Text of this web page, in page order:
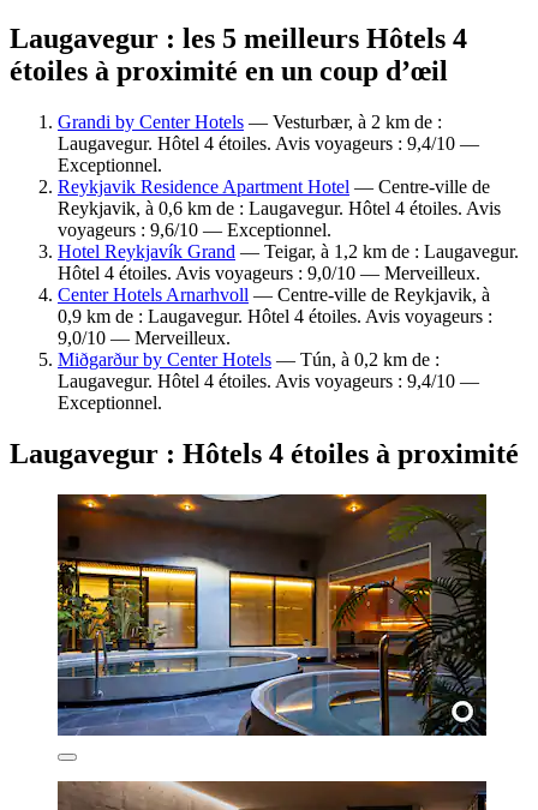
Laugavegur : les 5 meilleurs Hôtels 4
étoiles à proximité en un coup d’œil
Grandi by Center Hotels — Vesturbær, à 2 km de :
Laugavegur. Hôtel 4 étoiles. Avis voyageurs : 9,4/10 —
Exceptionnel.
Reykjavik Residence Apartment Hotel — Centre-ville de
Reykjavik, à 0,6 km de : Laugavegur. Hôtel 4 étoiles. Avis
voyageurs : 9,6/10 — Exceptionnel.
Hotel Reykjavík Grand — Teigar, à 1,2 km de : Laugavegur.
Hôtel 4 étoiles. Avis voyageurs : 9,0/10 — Merveilleux.
Center Hotels Arnarhvoll — Centre-ville de Reykjavik, à
0,9 km de : Laugavegur. Hôtel 4 étoiles. Avis voyageurs :
9,0/10 — Merveilleux.
Miðgarður by Center Hotels — Tún, à 0,2 km de :
Laugavegur. Hôtel 4 étoiles. Avis voyageurs : 9,4/10 —
Exceptionnel.
Laugavegur : Hôtels 4 étoiles à proximité